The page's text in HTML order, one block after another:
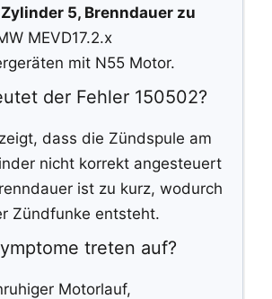
5, Brenndauer zu
MEVD17.2.x
mit N55 Motor.
der Fehler 150502?
dass die Zündspule am
nicht korrekt angesteuert
ist zu kurz, wodurch
Zündfunke entsteht.
treten auf?
Motorlauf,